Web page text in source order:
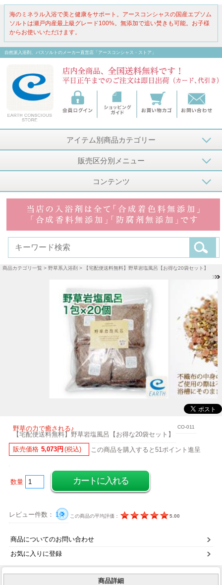
海のミネラル入浴で美と健康をサポート。アースコンシャスの国産エプソム
ソルトは瀬戸内産最上級グレード100%。無添加で追い焚きも可能。お子様
からお使いいただけます。
自然派入浴剤、バスソルトのメーカー直営店「アースコンシャス・ストア」
アイテム別商品カテゴリー
販売区分別メニュー
コンテンツ
商品カテゴリ一覧 > 野草系入浴剤 > 【宅配便送料無料】野草岩塩風呂【お得な20袋セット】
野草の力で癒される♪
【宅配便送料無料】野草岩塩風呂【お得な20袋セット】
CO-011
販売価格 5,073円 (税込) この商品を購入すると51ポイント進呈
数量
レビュー件数： 1件 この商品の平均評価： 5.00
商品についてのお問い合わせ
お気に入りに登録
商品詳細